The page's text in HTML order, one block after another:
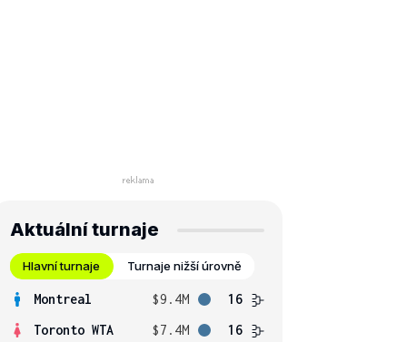
Aktuální turnaje
Hlavní turnaje Turnaje nižší úrovně
Montreal $9.4M
16
Toronto WTA
$7.4M 16